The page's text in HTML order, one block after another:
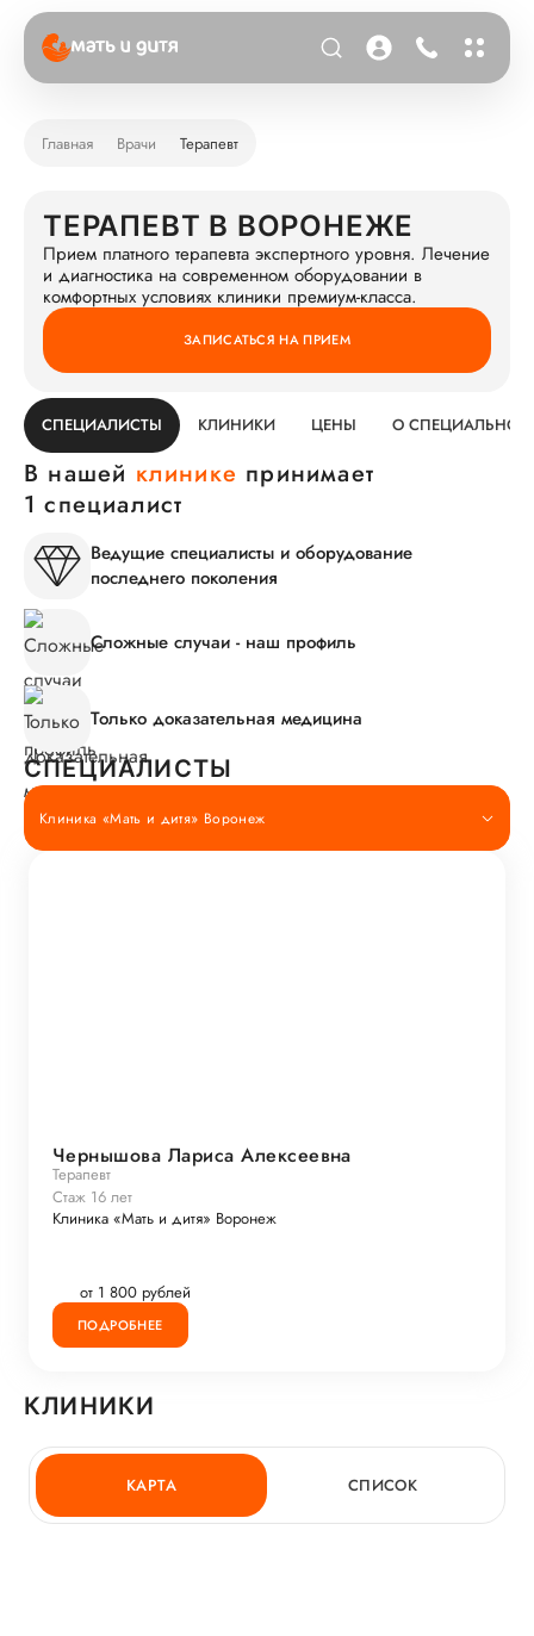
Главная Врачи Терапевт
ТЕРАПЕВТ В ВОРОНЕЖЕ
Прием платного терапевта экспертного уровня. Лечение
и диагностика на современном оборудовании в
комфортных условиях клиники премиум-класса.
ЗАПИСАТЬСЯ НА ПРИЕМ
СПЕЦИАЛИСТЫ КЛИНИКИ ЦЕНЫ О
В нашей клинике принимает
1 специалист
Ведущие специалисты и оборудование
последнего поколения
Сложные случаи - наш профиль
Только доказательная медицина
СПЕЦИАЛИСТЫ
Клиника «Мать и дитя» Воронеж
Чернышова Лариса Алексеевна
Терапевт
Стаж 16 лет
Клиника «Мать и дитя» Воронеж
от 1 800 рублей
ПОДРОБНЕЕ
КЛИНИКИ
КАРТА СПИСОК